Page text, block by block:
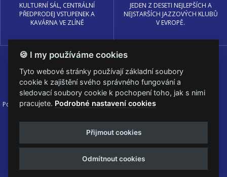
KULTURNÍ SÁL, CENTRÁLNÍ
PŘEDPRODEJ VSTUPENEK A
KAVÁRNA VE ZLÍNĚ
JEDEN Z DESETI NEJLEPŠÍCH A
NEJSTARŠÍCH JAZZOVÝCH KLUBŮ
V EVROPĚ.
Podmínky užití 🍪 Změnit nastavení cookies.
© PRAGOKONCERT BOHEMIA, a.s.
Web s
k metalu vytvořila creatia.tech s.r.o. a
Viktor Eyermann
🍪 I my používáme cookies
Tyto webové stránky používají základní soubory
cookie k zajištění svého správného fungování a
sledovací soubory cookie k pochopení toho, jak s nimi
pracujete. Podrobné nastavení cookies
Přijmout cookies
Odmítnout cookies